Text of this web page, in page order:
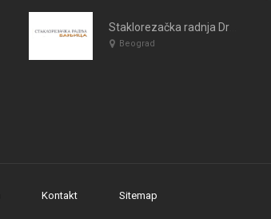
Staklorezačka radnja Dragan Beograd
Beograd
Kontakt Sitemap